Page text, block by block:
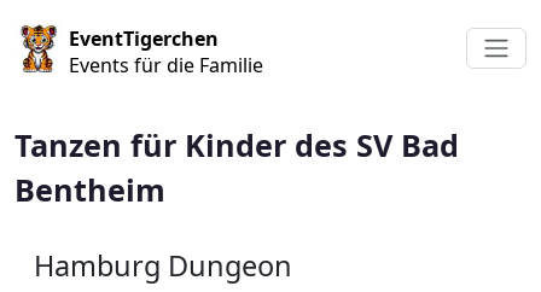
EventTigerchen
Events für die Familie
Tanzen für Kinder des SV Bad
Bentheim
Hamburg Dungeon